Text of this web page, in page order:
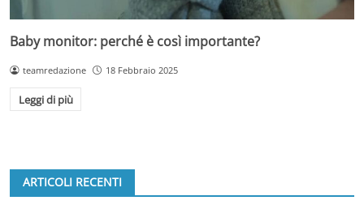
Baby monitor: perché è così importante?
teamredazione 18 Febbraio 2025
Leggi di più
ARTICOLI RECENTI